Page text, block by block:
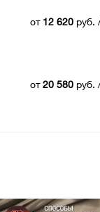
от 12 620 руб.
от20 580 руб.